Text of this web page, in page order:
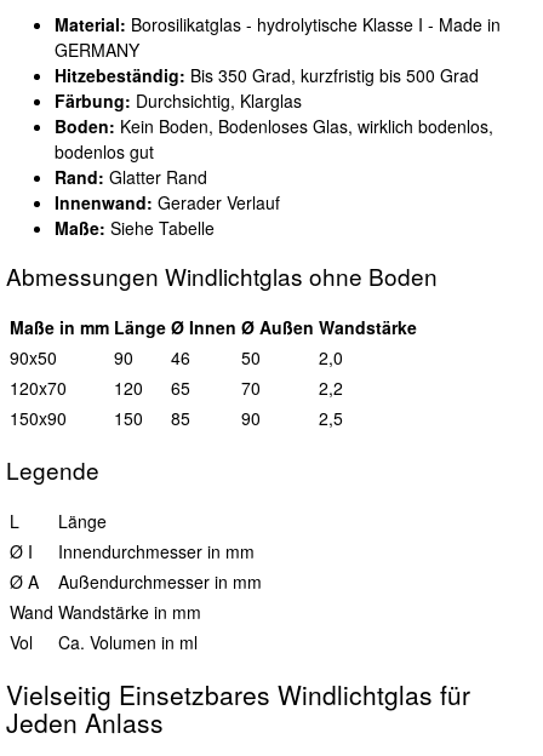
Material: Borosilikatglas - hydrolytische Klasse I - Made in
GERMANY
Hitzebeständig: Bis 350 Grad, kurzfristig bis 500 Grad
Färbung: Durchsichtig, Klarglas
Boden: Kein Boden, Bodenloses Glas, wirklich bodenlos,
bodenlos gut
Rand: Glatter Rand
Innenwand: Gerader Verlauf
Maße: Siehe Tabelle
Abmessungen Windlichtglas ohne Boden
Maße in mm Länge Ø Innen Ø Außen Wandstärke
90x50
90 46 50
2,0
120x70
120 65 70
2,2
150x90
150 85 90 2,5
Legende
L
Länge
Ø I
Innendurchmesser in mm
Ø A
Außendurchmesser in mm
Wand Wandstärke in mm
Vol
Ca. Volumen in ml
Vielseitig Einsetzbares Windlichtglas für
Jeden Anlass